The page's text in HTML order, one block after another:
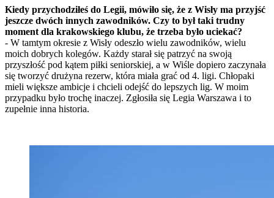
Kiedy przychodziłeś do Legii, mówiło się, że z Wisły ma przyjść
jeszcze dwóch innych zawodników. Czy to był taki trudny
moment dla krakowskiego klubu, że trzeba było uciekać?
- W tamtym okresie z Wisły odeszło wielu zawodników, wielu
moich dobrych kolegów. Każdy starał się patrzyć na swoją
przyszłość pod kątem piłki seniorskiej, a w Wiśle dopiero zaczynała
się tworzyć drużyna rezerw, która miała grać od 4. ligi. Chłopaki
mieli większe ambicje i chcieli odejść do lepszych lig. W moim
przypadku było trochę inaczej. Zgłosiła się Legia Warszawa i to
zupełnie inna historia.